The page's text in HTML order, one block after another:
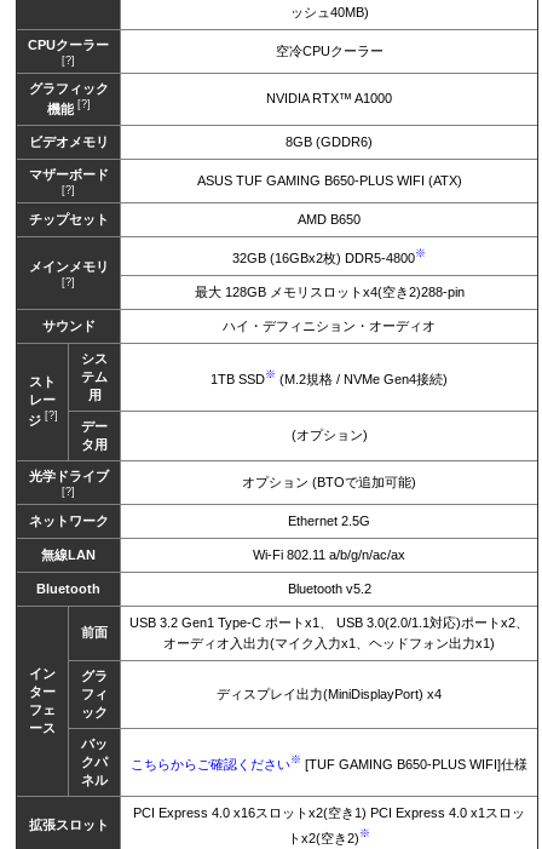
ッシュ40MB)
CPUクーラー
[?]
空冷CPUクーラー
グラフィック
機能[?] NVIDIA RTX™ A1000
ビデオメモリ 8GB (GDDR6)
マザーボード
[?]
ASUS TUF GAMING B650-PLUS WIFI (ATX)
チップセット AMD B650
メインメモリ
[?]
32GB (16GBx2枚) DDR5-4800※
最大 128GB メモリスロットx4(空き2)288-pin
サウンド ハイ・デフィニション・オーディオ
スト
レー
ジ [?]
シス
テム
用
1TB SSD※ (M.2規格 / NVMe Gen4接続)
デー
タ用
(オプション)
光学ドライブ
[?]
オプション (BTOで追加可能)
ネットワーク Ethernet 2.5G
無線LAN Wi-Fi 802.11 a/b/g/n/ac/ax
Bluetooth Bluetooth v5.2
イン
ター
フェ
ース
前面
USB 3.2 Gen1 Type-C ポートx1、 USB 3.0(2.0/1.1対応)ポートx2、
オーディオ入出力(マイク入力x1、ヘッドフォン出力x1)
グラ
フィ
ック
ディスプレイ出力(MiniDisplayPort) x4
バッ
クパ
ネル
こちらからご確認ください※ [TUF GAMING B650-PLUS WIFI]仕様
拡張スロット
PCI Express 4.0 x16スロットx2(空き1) PCI Express 4.0 x1スロッ
トx2(空き2) ※